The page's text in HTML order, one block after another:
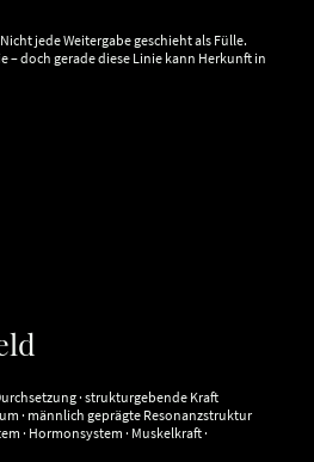
jede Weitergabe geschieht als Fülle.
– doch gerade diese Linie kann Herkunft in
· strukturgebende Kraft
· männlich geprägte Resonanzstruktur
· Hormonsystem · Muskelkraft ·